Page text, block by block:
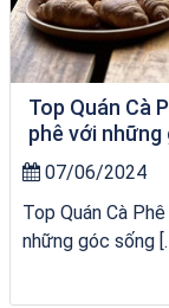
Top Quán Cà
phê với những
07/06/2024
Top Quán Cà
những góc sống